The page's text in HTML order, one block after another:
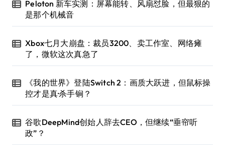
Peloton 新车实测：屏幕能转、风扇怼脸，但最狠的
是那个机械音
Xbox七月大崩盘：裁员3200、卖工作室、网络瘫
了，微软这次真急了
《我的世界》登陆Switch 2：画质大跃进，但鼠标操
控才是真·杀手锏？
谷歌DeepMind创始人辞去CEO，但继续“垂帘听
政”？